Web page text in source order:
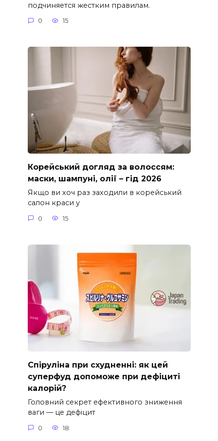
подчиняется жестким правилам.
0 15
Корейський догляд за волоссям:
маски, шампуні, олії – гід 2026
Якщо ви хоч раз заходили в корейський
салон краси у
0 15
Спіруліна при схудненні: як цей
суперфуд допоможе при дефіциті
калорій?
Головний секрет ефективного зниження
ваги — це дефіцит
0 18